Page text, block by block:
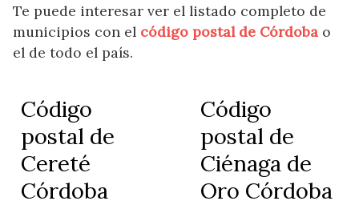
Te puede interesar ver el listado completo de
municipios con el código postal de Córdoba o
el de todo el país.
Código
postal de
Cereté
Córdoba
Código
postal de
Ciénaga de
Oro Córdoba